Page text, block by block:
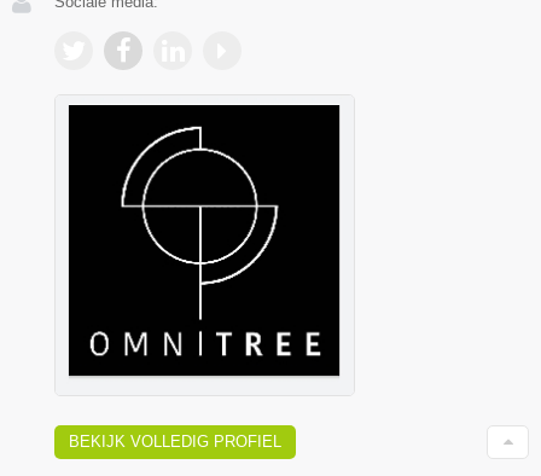
BEKIJK VOLLEDIG PROFIEL